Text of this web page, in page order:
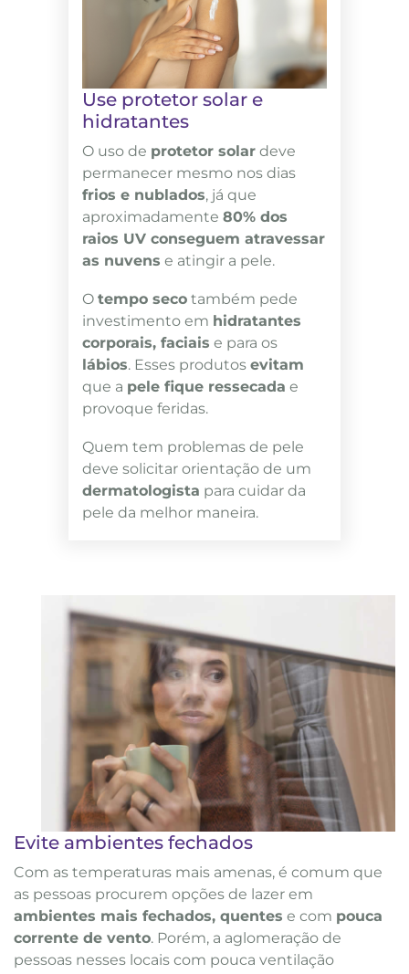
Use protetor solar e
hidratantes
O uso de protetor solar deve
permanecer mesmo nos dias
frios e nublados, já que
aproximadamente 80% dos
raios UV conseguem atravessar
as nuvens e atingir a pele.
O tempo seco também pede
investimento em hidratantes
corporais, faciais e para os
lábios. Esses produtos evitam
que a pele fique ressecada e
provoque feridas.
Quem tem problemas de pele
deve solicitar orientação de um
dermatologista para cuidar da
pele da melhor maneira.
Evite ambientes fechados
Com as temperaturas mais amenas, é comum que
as pessoas procurem opções de lazer em
ambientes mais fechados, quentes e com pouca
corrente de vento. Porém, a aglomeração de
pessoas nesses locais com pouca ventilação